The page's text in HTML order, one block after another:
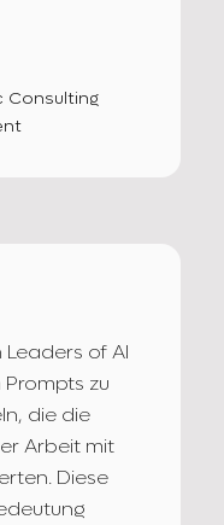
Consulting
of AI
zu
die die
Arbeit mit
Diese